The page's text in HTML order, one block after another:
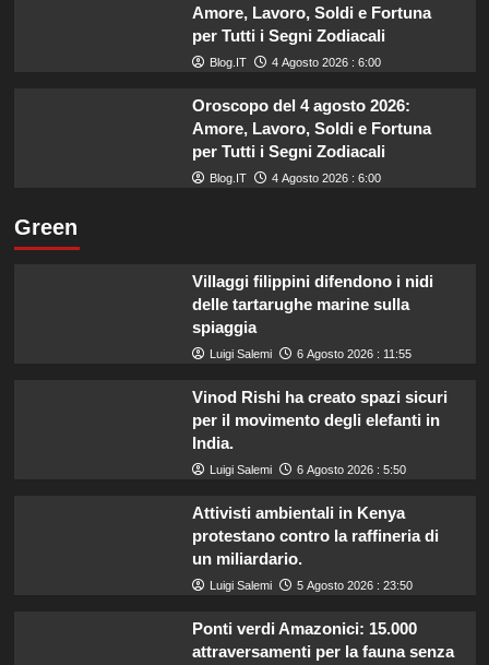
Amore, Lavoro, Soldi e Fortuna
per Tutti i Segni Zodiacali
Blog.IT 4 Agosto 2026 : 6:00
Oroscopo del 4 agosto 2026:
Amore, Lavoro, Soldi e Fortuna
per Tutti i Segni Zodiacali
Blog.IT 4 Agosto 2026 : 6:00
Green
Villaggi filippini difendono i nidi
delle tartarughe marine sulla
spiaggia
Luigi Salemi 6 Agosto 2026 : 11:55
Vinod Rishi ha creato spazi sicuri
per il movimento degli elefanti in
India.
Luigi Salemi 6 Agosto 2026 : 5:50
Attivisti ambientali in Kenya
protestano contro la raffineria di
un miliardario.
Luigi Salemi 5 Agosto 2026 : 23:50
Ponti verdi Amazonici: 15.000
attraversamenti per la fauna senza